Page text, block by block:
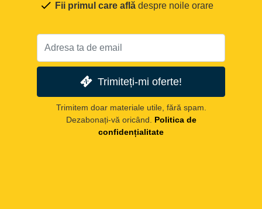
Fii primul care află despre noile orare
Trimiteți-mi oferte!
Trimitem doar materiale utile, fără spam.
Dezabonați-vă oricând.
Politica de
confidențialitate